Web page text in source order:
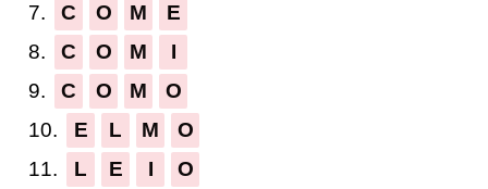
7.
C O M
E
8.
C O M
I
9.
C O M
O
10.
E L M
O
11.
L E I
O